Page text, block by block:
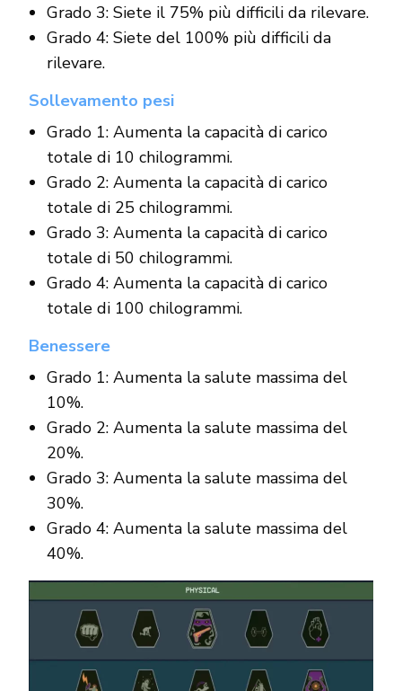
Grado 3: Siete il 75% più difficili da rilevare.
Grado 4: Siete del 100% più difficili da
rilevare.
Sollevamento pesi
Grado 1: Aumenta la capacità di carico
totale di 10 chilogrammi.
Grado 2: Aumenta la capacità di carico
totale di 25 chilogrammi.
Grado 3: Aumenta la capacità di carico
totale di 50 chilogrammi.
Grado 4: Aumenta la capacità di carico
totale di 100 chilogrammi.
Benessere
Grado 1: Aumenta la salute massima del
10%.
Grado 2: Aumenta la salute massima del
20%.
Grado 3: Aumenta la salute massima del
30%.
Grado 4: Aumenta la salute massima del
40%.